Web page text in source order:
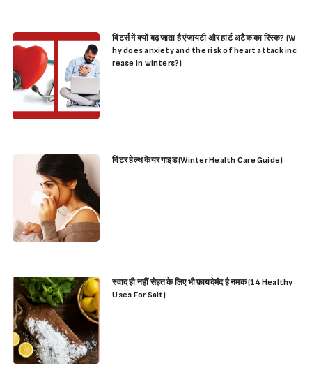
विंटर्स में क्यों बढ़ जाता है एंजायटी और हार्ट अटैक का रिस्क? (W
hy does anxiety and the risk of heart attack inc
rease in winters?)
विंटर हेल्थ केयर गाइड (Winter Health Care Guide)
स्वाद ही नहीं सेहत के लिए भी फ़ायदेमंद है नमक (14 Healthy
Uses For Salt)